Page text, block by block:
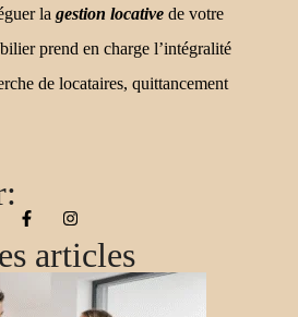
la gestion locative de votre
prend en charge l’intégralité
de locataires, quittancement
articles